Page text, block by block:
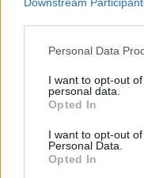
Personal Data
I want to opt-out
personal data.
Opted In
I want to opt-out
Personal Data.
Opted In
Danskebank
5 år
Ikano
Fix